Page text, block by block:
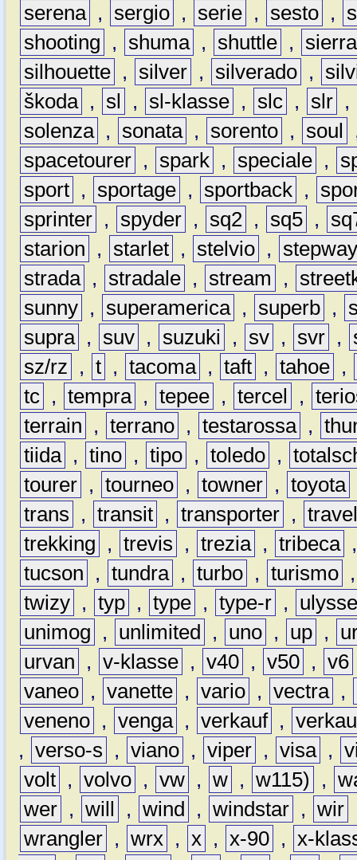
serena , sergio , serie , sesto ,
shooting
, shuma , shuttle ,
sierra
silhouette , silver , silverado ,
škoda , sl , sl-klasse , slc , slr ,
solenza , sonata , sorento , soul
spacetourer , spark , speciale ,
sport , sportage , sportback ,
sprinter , spyder , sq2 , sq5 ,
starion
, starlet , stelvio ,
strada , stradale , stream ,
sunny , superamerica , superb ,
supra , suv , suzuki , sv , svr ,
sz/rz
, t , tacoma , taft , tahoe ,
tc , tempra , tepee , tercel ,
terrain
, terrano , testarossa ,
tiida , tino , tipo , toledo ,
tourer , tourneo , towner , toyota
trans
, transit , transporter ,
trekking
, trevis , trezia , tribeca
tucson
, tundra , turbo , turismo
twizy , typ , type , type-r ,
unimog
, unlimited , uno , up ,
urvan
, v-klasse , v40 , v50 , v6
vaneo , vanette , vario , vectra ,
veneno , venga , verkauf ,
, verso-s , viano , viper , visa ,
volt , volvo , vw , w , w115) ,
wer , will , wind , windstar , wir
wrangler , wrx , x , x-90 , x-